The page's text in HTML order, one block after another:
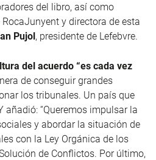
del libro, así como
RocaJunyent y directora de esta
Pujol, presidente de Lefebvre.
del acuerdo “es cada vez
de conseguir grandes
los tribunales. Un país que
añadió: “Queremos impulsar la
y abordar la situación de
con la Ley Orgánica de los
de Conflictos. Por último,